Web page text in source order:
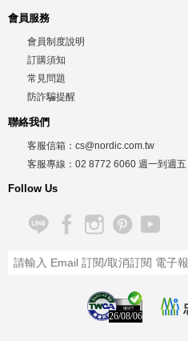
會員服務
會員制度說明
訂購須知
常見問題
防詐騙提醒
聯絡我們
客服信箱： cs@nordic.com.tw
客服專線： 02 8772 6060 週一到週五
Follow Us
26/08/06